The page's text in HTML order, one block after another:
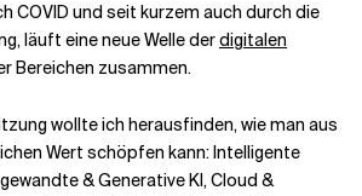
COVID und seit kurzem auch durch die
läuft eine neue Welle derdigitalen
Bereichen zusammen.
wollte ich herausfinden, wie man aus
Wert schöpfen kann: Intelligente
& Generative KI, Cloud &